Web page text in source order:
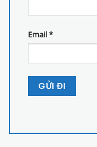
Email*